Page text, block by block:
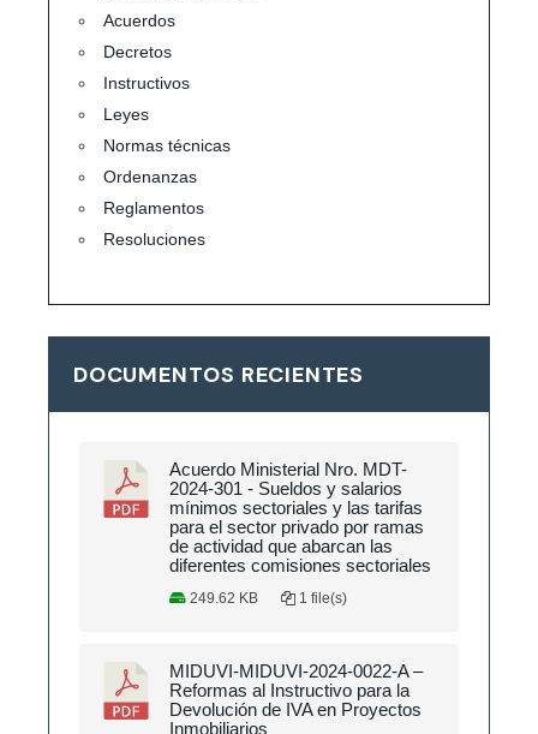
Acuerdos
Decretos
Instructivos
Leyes
Normas técnicas
Ordenanzas
Reglamentos
Resoluciones
DOCUMENTOS RECIENTES
Acuerdo Ministerial Nro. MDT-
2024-301 - Sueldos y salarios
mínimos sectoriales y las tarifas
para el sector privado por ramas
de actividad que abarcan las
diferentes comisiones sectoriales
249.62 KB 1 file(s)
MIDUVI-MIDUVI-2024-0022-A –
Reformas al Instructivo para la
Devolución de IVA en Proyectos
Inmobiliarios